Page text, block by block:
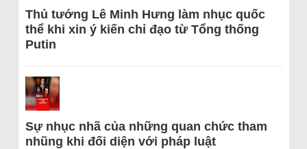
Thủ tướng Lê Minh Hưng làm nhục quốc
thể khi xin ý kiến chỉ đạo từ Tổng thống
Putin
Sự nhục nhã của những quan chức tham
nhũng khi đối diện với pháp luật